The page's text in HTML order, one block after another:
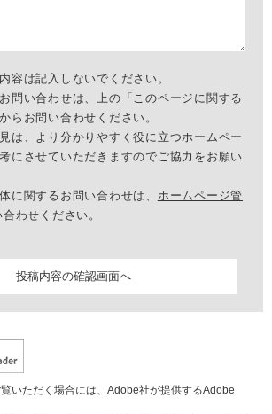
容は記入しないでください。
問い合わせは、上の「このページに関する
らお問い合わせください。
は、より分かりやすく役に立つホームペー
にさせていただきますのでご協力をお願い
に関するお問い合わせは、 ホームページ管
わせください。
いただく場合には、Adobe社が提供するAdobe